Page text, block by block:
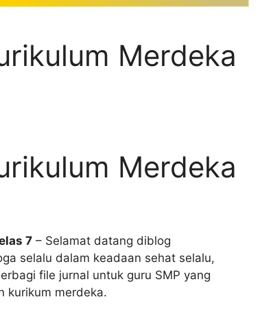
Merdeka
Merdeka
7 – Selamat datang diblog
selalu dalam keadaan sehat selalu,
file jurnal untuk guru SMP yang
kurikum merdeka.